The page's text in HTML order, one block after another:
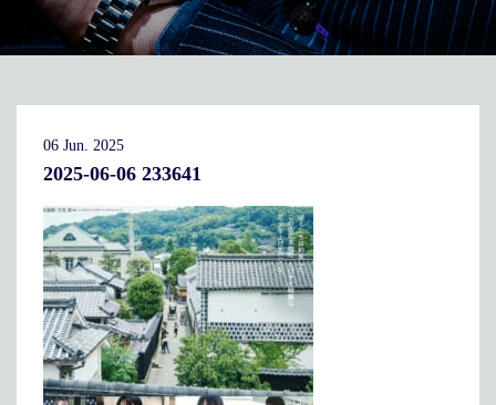
inBlueの強み ヒストリー
オーダー方法
ふるさと納税取扱方法
リボーン
ニュース インタビュー
社長ブログ スタッフブログ
メディア掲載
採用情報
新卒採用 店舗概要
アクセス
代表メッセージ
JP EN
06 Jun. 2025
2025-06-06 233641